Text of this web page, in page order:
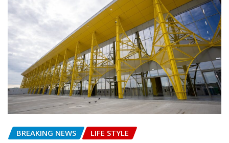
BREAKING NEWS LIFE STYLE